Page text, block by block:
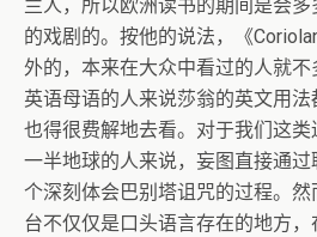
兰人，所以欧洲读书的期间是会
的戏剧的。按他的说法，《
外的，本来在大众中看过的人就不
英语母语的人来说莎翁的英文用
也得很费解地去看。对于我们这
一半地球的人来说，妄图直接通
个深刻体会巴别塔诅咒的过程。
台不仅仅是口头语言存在的地方